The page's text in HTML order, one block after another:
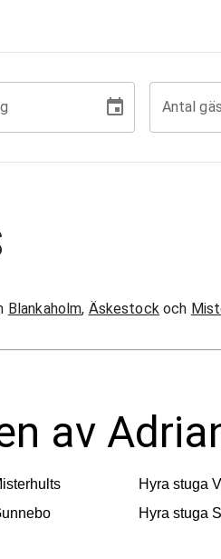
Antal
Blankaholm, Äskestockoch
av
Hyra stuga
Hyra stuga